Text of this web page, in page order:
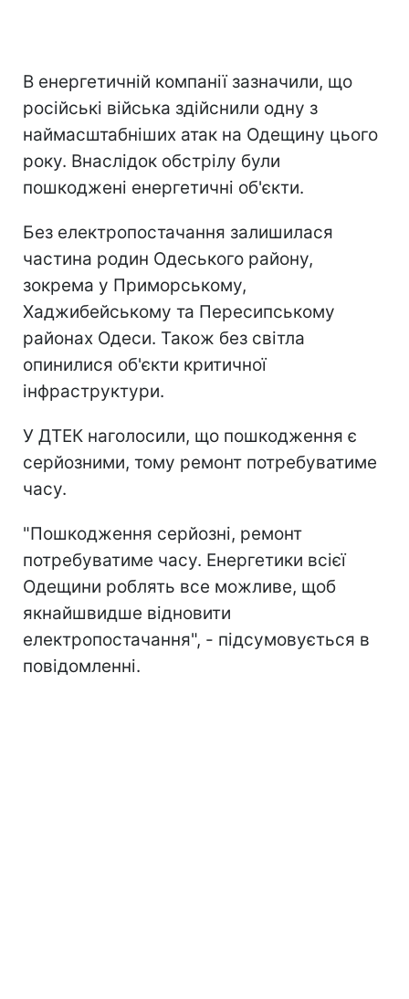
В енергетичній компанії зазначили, що
російські війська здійснили одну з
наймасштабніших атак на Одещину цього
року. Внаслідок обстрілу були
пошкоджені енергетичні об'єкти.
Без електропостачання залишилася
частина родин Одеського району,
зокрема у Приморському,
Хаджибейському та Пересипському
районах Одеси. Також без світла
опинилися об'єкти критичної
інфраструктури.
У ДТЕК наголосили, що пошкодження є
серйозними, тому ремонт потребуватиме
часу.
"Пошкодження серйозні, ремонт
потребуватиме часу. Енергетики всієї
Одещини роблять все можливе, щоб
якнайшвидше відновити
електропостачання", - підсумовується в
повідомленні.